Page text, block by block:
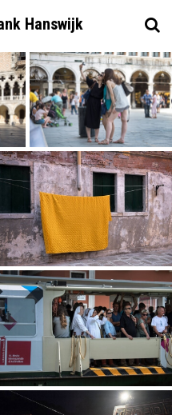
Hanswijk